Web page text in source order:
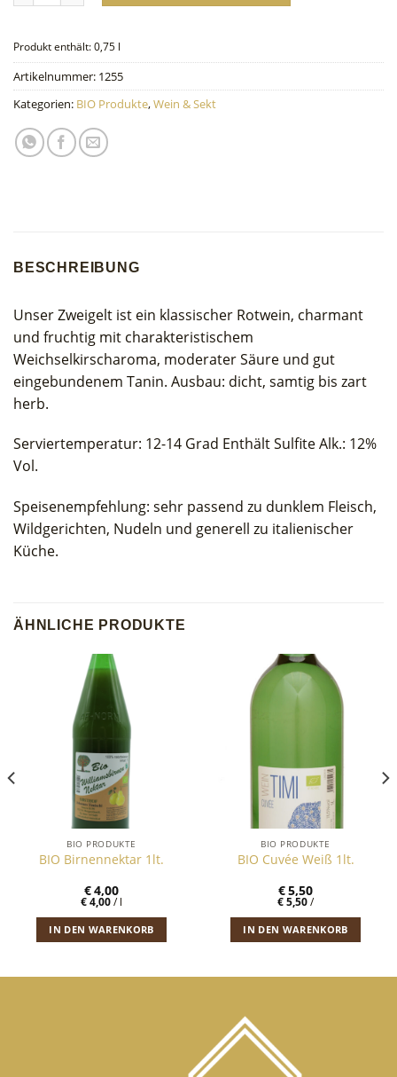
Produkt enthält: 0,75 l
Artikelnummer: 1255
Kategorien: BIO Produkte,Wein & Sekt
BESCHREIBUNG
Unser Zweigelt ist ein klassischer Rotwein, charmant
und fruchtig mit charakteristischem
Weichselkirscharoma, moderater Säure und gut
eingebundenem Tanin. Ausbau: dicht, samtig bis zart
herb.
Serviertemperatur: 12-14 Grad Enthält Sulfite Alk.: 12%
Vol.
Speisenempfehlung: sehr passend zu dunklem Fleisch,
Wildgerichten, Nudeln und generell zu italienischer
Küche.
ÄHNLICHE PRODUKTE
BIO PRODUKTE
BIO Birnennektar 1lt.
€4,00
€4,00/l
IN DEN WARENKORB
BIO PRODUKTE
BIO Cuvée Weiß 1lt.
€5,50
€5,50/
IN DEN WARENKORB